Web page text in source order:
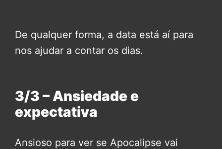
De qualquer forma, a data está aí para
nos ajudar a contar os dias.
3/3 – Ansiedade e
expectativa
Ansioso para ver se Apocalipse vai